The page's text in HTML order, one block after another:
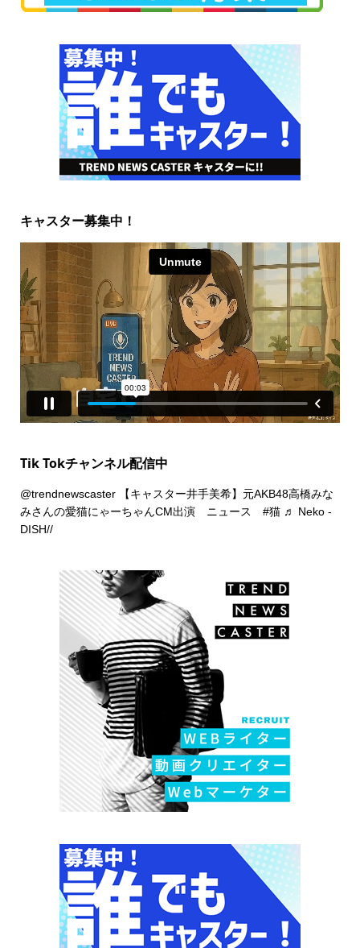
キャスター募集中！
Tik Tokチャンネル配信中
@trendnewscaster【キャスター井手美希】元AKB48高橋みな
みさんの愛猫にゃーちゃんCM出演 ニュース #猫 ♬ Neko -
DISH//